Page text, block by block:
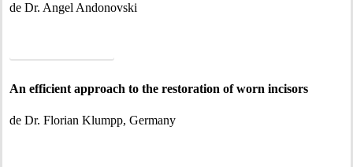
de Dr. Angel Andonovski
An efficient approach to the restoration of worn incisors
de Dr. Florian Klumpp, Germany